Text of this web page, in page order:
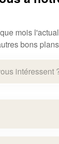
mois
bons plans
intéressent